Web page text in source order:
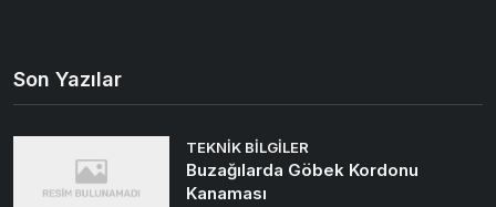
Son Yazılar
TEKNIK BILGILER
Buzağılarda Göbek Kordonu
Kanaması